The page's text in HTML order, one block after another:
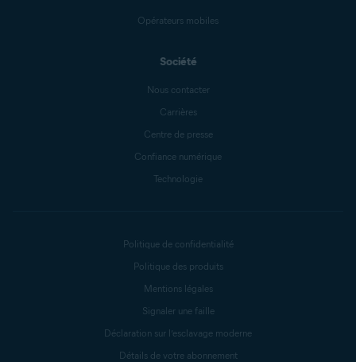
Opérateurs mobiles
Société
Nous contacter
Carrières
Centre de presse
Confiance numérique
Technologie
Politique de confidentialité
Politique des produits
Mentions légales
Signaler une faille
Déclaration sur l’esclavage moderne
Détails de votre abonnement